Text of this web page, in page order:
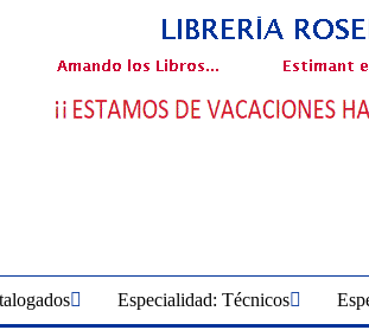
Especialidad: Técnicos